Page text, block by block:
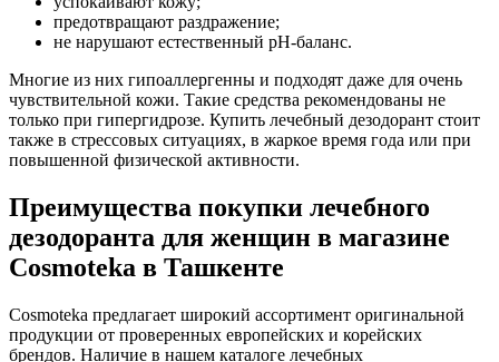
предотвращают раздражение;
не нарушают естественный pH-баланс.
Многие из них гипоаллергенны и подходят даже для очень
чувствительной кожи. Такие средства рекомендованы не
только при гипергидрозе. Купить лечебный дезодорант стоит
также в стрессовых ситуациях, в жаркое время года или при
повышенной физической активности.
Преимущества покупки лечебного
дезодоранта для женщин в магазине
Cosmoteka в Ташкенте
Cosmoteka предлагает широкий ассортимент оригинальной
продукции от проверенных европейских и корейских
брендов. Наличие в нашем каталоге лечебных